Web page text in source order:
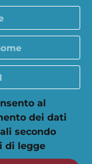
al
dei dati
secondo
di legge